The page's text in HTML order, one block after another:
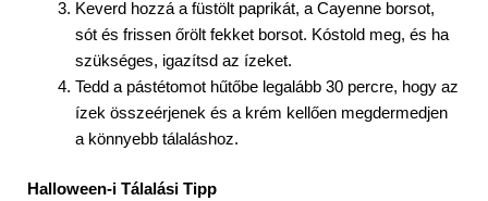
Keverd hozzá a füstölt paprikát, a Cayenne borsot,
sót és frissen őrölt fekket borsot. Kóstold meg, és ha
szükséges, igazítsd az ízeket.
Tedd a pástétomot hűtőbe legalább 30 percre, hogy az
ízek összeérjenek és a krém kellően megdermedjen
a könnyebb tálaláshoz.
Halloween-i Tálalási Tipp